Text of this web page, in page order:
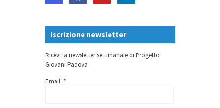
Iscrizione newsletter
Ricevi la newsletter settimanale di Progetto
Giovani Padova
Email: *